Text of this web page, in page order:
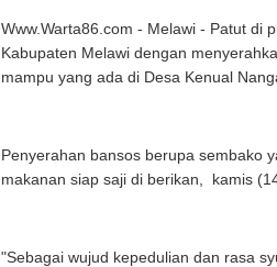
Www.Warta86.com - Melawi - Patut di
Kabupaten Melawi dengan
mampu yang ada di Desa Kenual
Penyerahan bansos berupa sembako
makanan siap saji di berikan, kamis
"Sebagai wujud kepedulian dan rasa